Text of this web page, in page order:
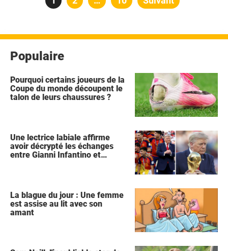
Populaire
Pourquoi certains joueurs de la
Coupe du monde découpent le
talon de leurs chaussures ?
Une lectrice labiale affirme
avoir décrypté les échanges
entre Gianni Infantino et
La blague du jour : Une femme
est assise au lit avec son
amant